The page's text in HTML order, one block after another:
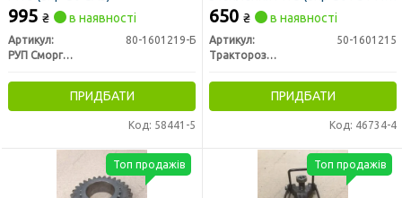
995 ₴ в наявності
Артикул:
80-1601219-Б
РУП Сморгонский агрегатный завод г. Сморгонь РБ
ПРИДБАТИ
Код: 58441-5
Ромни)
650 ₴ в наявності
Артикул:
50-1601215
Тракторозапчасть г. Ромны
ПРИДБАТИ
Код: 46734-4
Топ продажів Топ продажів